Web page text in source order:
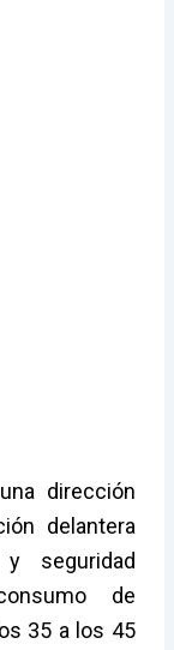
dirección
delantera
y seguridad
de
35 a los 45